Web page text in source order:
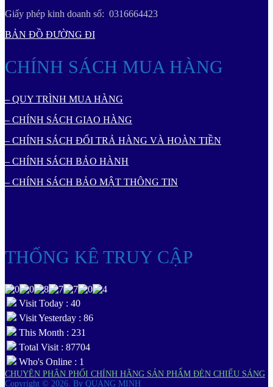
Giấy phép kinh doanh số: 0316664423
BẢN ĐỒ ĐƯỜNG ĐI
CHÍNH SÁCH MUA HÀNG
– QUY TRÌNH MUA HÀNG
– CHÍNH SÁCH GIAO HÀNG
– CHÍNH SÁCH ĐỔI TRẢ HÀNG VÀ HOÀN TIỀN
– CHÍNH SÁCH BẢO HÀNH
– CHÍNH SÁCH BẢO MẬT THÔNG TIN
THỐNG KÊ TRUY CẬP
Visit Today : 40
Visit Yesterday : 86
This Month : 231
Total Visit : 87704
Who's Online : 1
CHUYÊN PHÂN PHỐI CHÍNH HÃNG SẢN PHẨM ĐÈN CHIẾU SÁNG
Copyright © 2026. By QUANG MINH